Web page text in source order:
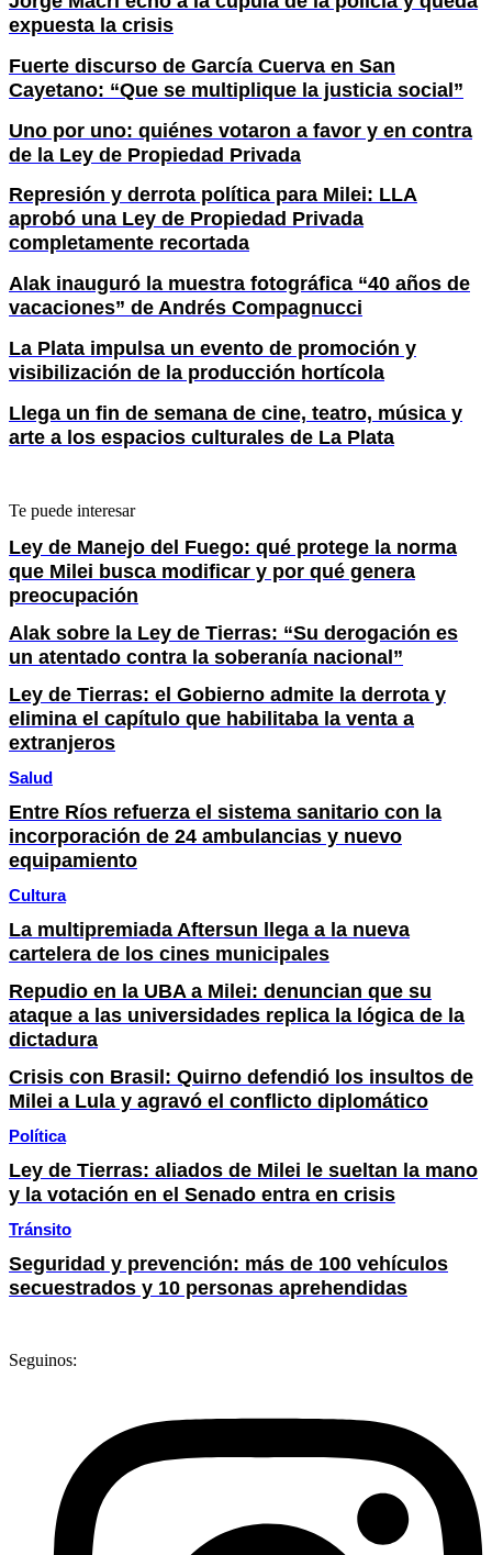
expuesta la crisis
Fuerte discurso de García Cuerva en San
Cayetano: “Que se multiplique la justicia social”
Uno por uno: quiénes votaron a favor y en contra
de la Ley de Propiedad Privada
Represión y derrota política para Milei: LLA
aprobó una Ley de Propiedad Privada
completamente recortada
Alak inauguró la muestra fotográfica “40 años de
vacaciones” de Andrés Compagnucci
La Plata impulsa un evento de promoción y
visibilización de la producción hortícola
Llega un fin de semana de cine, teatro, música y
arte a los espacios culturales de La Plata
Te puede interesar
Ley de Manejo del Fuego: qué protege la norma
que Milei busca modificar y por qué genera
preocupación
Alak sobre la Ley de Tierras: “Su derogación es
un atentado contra la soberanía nacional”
Ley de Tierras: el Gobierno admite la derrota y
elimina el capítulo que habilitaba la venta a
extranjeros
Salud
Entre Ríos refuerza el sistema sanitario con la
incorporación de 24 ambulancias y nuevo
equipamiento
Cultura
La multipremiada Aftersun llega a la nueva
cartelera de los cines municipales
Repudio en la UBA a Milei: denuncian que su
ataque a las universidades replica la lógica de la
dictadura
Crisis con Brasil: Quirno defendió los insultos de
Milei a Lula y agravó el conflicto diplomático
Política
Ley de Tierras: aliados de Milei le sueltan la mano
y la votación en el Senado entra en crisis
Tránsito
Seguridad y prevención: más de 100 vehículos
secuestrados y 10 personas aprehendidas
Seguinos: